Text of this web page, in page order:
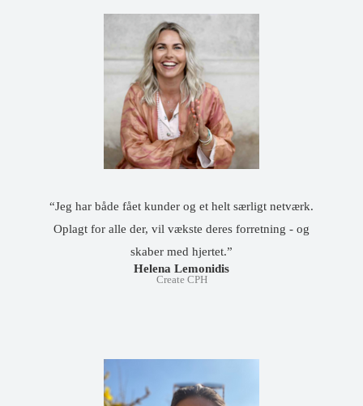
“Jeg har både fået kunder og et helt særligt netværk.
Oplagt for alle der, vil vækste deres forretning - og
skaber med hjertet.”
Helena Lemonidis
Create CPH